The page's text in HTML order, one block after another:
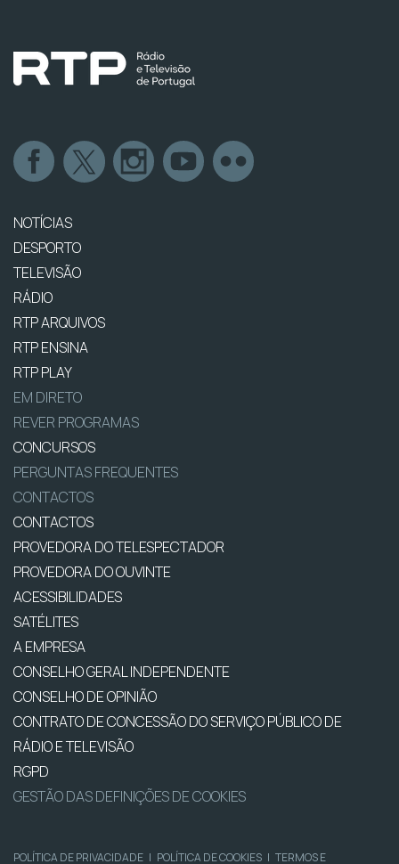
NOTÍCIAS
DESPORTO
TELEVISÃO
RÁDIO
RTP ARQUIVOS
RTP ENSINA
RTP PLAY
EM DIRETO
REVER PROGRAMAS
CONCURSOS
PERGUNTAS FREQUENTES
CONTACTOS
CONTACTOS
PROVEDORA DO TELESPECTADOR
PROVEDORA DO OUVINTE
ACESSIBILIDADES
SATÉLITES
A EMPRESA
CONSELHO GERAL INDEPENDENTE
CONSELHO DE OPINIÃO
CONTRATO DE CONCESSÃO DO SERVIÇO PÚBLICO DE
RÁDIO E TELEVISÃO
RGPD
GESTÃO DAS DEFINIÇÕES DE COOKIES
POLÍTICA DE PRIVACIDADE | POLÍTICA DE COOKIES | TERMOS E